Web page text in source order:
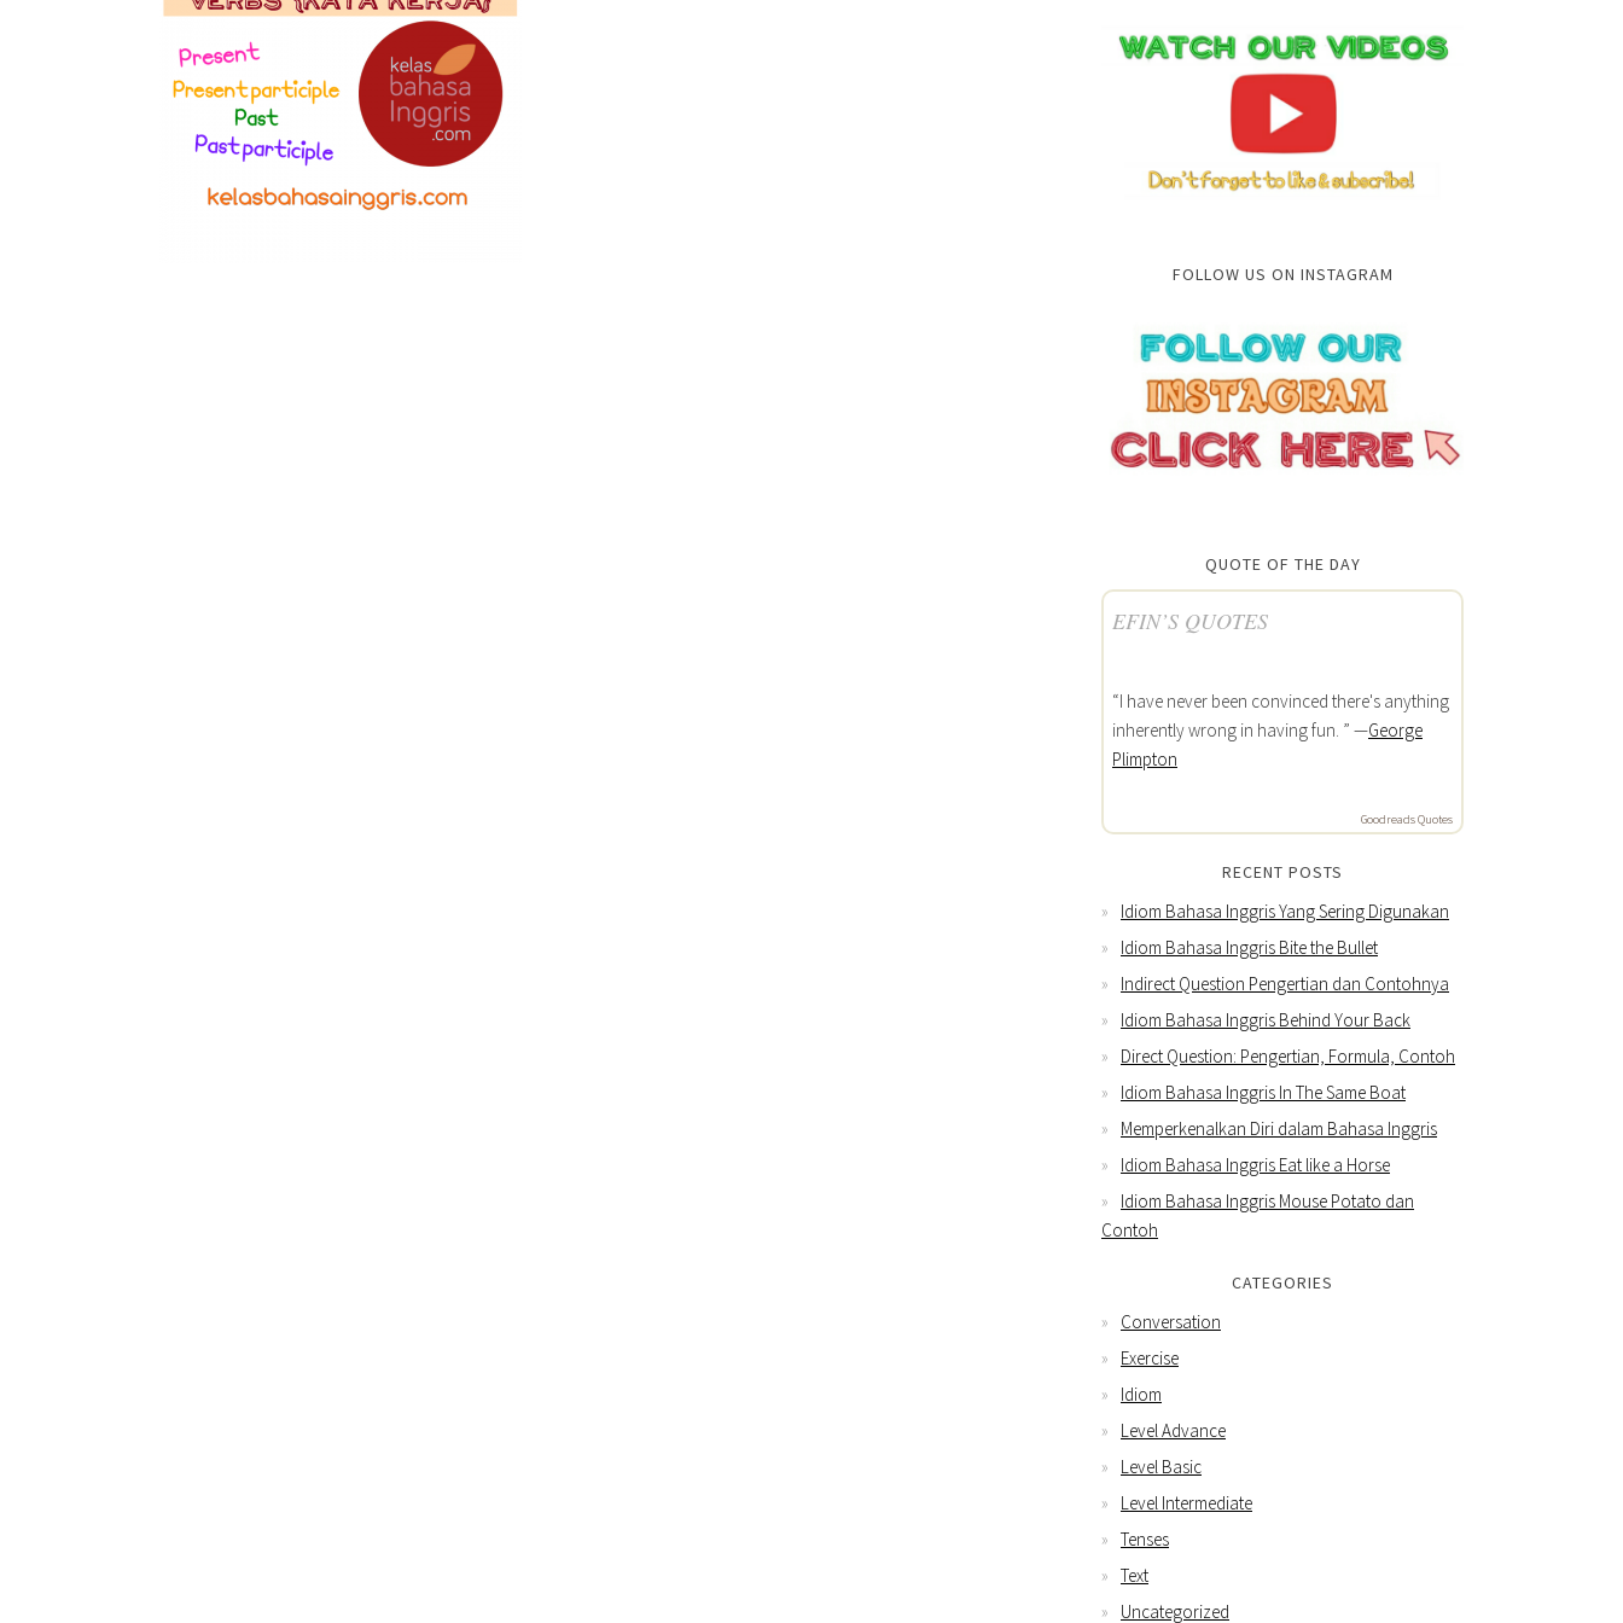
FOLLOW US ON INSTAGRAM
QUOTE OF THE DAY
EFIN’S QUOTES
“I have never been convinced there's anything
inherently wrong in having fun. ” —George
Plimpton
Goodreads Quotes
RECENT POSTS
Idiom Bahasa Inggris Yang Sering Digunakan
Idiom Bahasa Inggris Bite the Bullet
Indirect Question Pengertian dan Contohnya
Idiom Bahasa Inggris Behind Your Back
Direct Question: Pengertian, Formula, Contoh
Idiom Bahasa Inggris In The Same Boat
Memperkenalkan Diri dalam Bahasa Inggris
Idiom Bahasa Inggris Eat like a Horse
Idiom Bahasa Inggris Mouse Potato dan
Contoh
CATEGORIES
Conversation
Exercise
Idiom
Level Advance
Level Basic
Level Intermediate
Tenses
Text
Uncategorized